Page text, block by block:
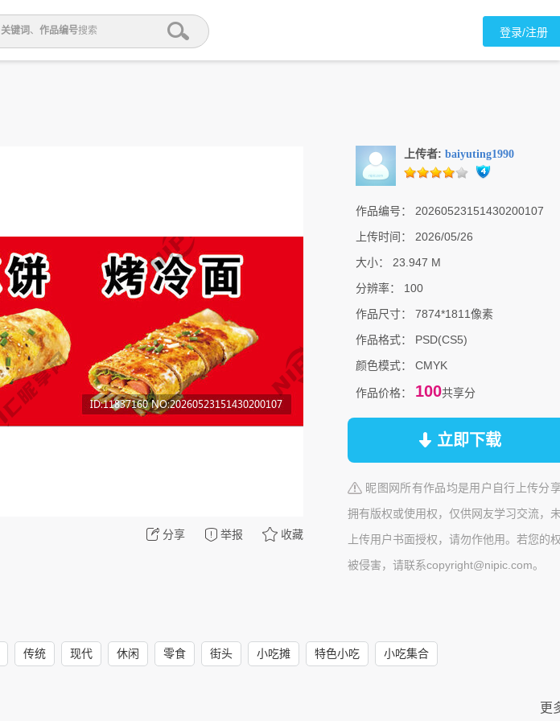
关键词 、 作品编号搜索 登录/注册
分享 举报 收藏
上传者: baiyuting1990
作品编号：
20260523151430200107
上传时间：
2026/05/26
大小：
23.947 M
分辨率：
100
作品尺寸：
7874*1811像素
作品格式：
PSD(CS5)
颜色模式：
CMYK
作品价格： 100共享分
立即下载
昵图网所有作品均是用户自行上传分
拥有版权或使用权，仅供网友学习交流，
上传用户书面授权，请勿作他用。若您的
被侵害，请联系copyright@nipic.com。
传统 现代 休闲 零食 街头 小吃摊 特色小吃 小吃集合
更